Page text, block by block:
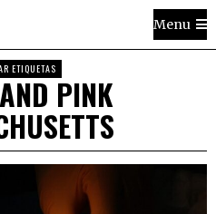
Menu
ETIQUETAS
PINK